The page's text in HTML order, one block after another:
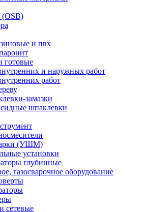
и пвх
готовые
и наружных работ
работ
замазки
шпаклевки
(УШМ)
установки
глубинные
газосварочное оборудование
сетевые